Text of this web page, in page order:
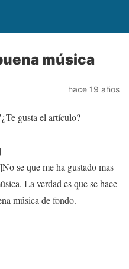
música
hace 19 años
gusta el artículo?
se que me ha gustado mas
La verdad es que se hace
música de fondo.